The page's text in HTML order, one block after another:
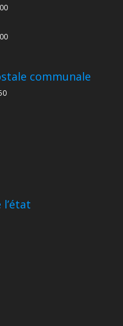
communale